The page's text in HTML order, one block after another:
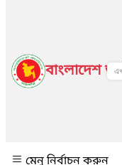
বাংলাদেশ
মেনু নির্বাচন করুন